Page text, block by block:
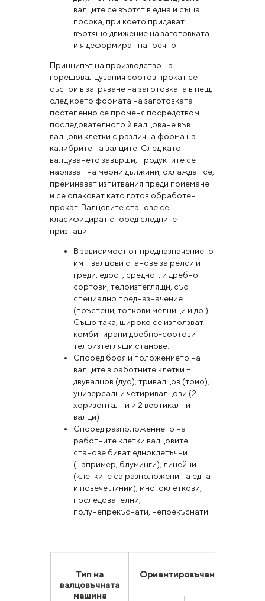
валците се въртят в една и съща
посока, при което придават
въртящо движение на заготовката
и я деформират напречно.
Принципът на производство на
горещовалцувания сортов прокат се
състои в загряване на заготовката в пещ,
след което формата на заготовката
постепенно се променя посредством
последователното ѝ валцоване във
валцови клетки с различна форма на
калибрите на валците. След като
валцуването завърши, продуктите се
нарязват на мерни дължини, охлаждат се,
преминават изпитвания преди приемане
и се опаковат като готов обработен
прокат. Валцовите станове се
класифицират според следните
признаци:
В зависимост от предназначението
им – валцови станове за релси и
греди, едро-, средно-, и дребно-
сортови, телоизтеглящи, със
специално предназначение
(пръстени, топкови мелници и др.).
Също така, широко се използват
комбинирани дребно-сортови
телоизтеглящи станове.
Според броя и положението на
валците в работните клетки –
двувалцов (дуо), тривалцов (трио),
универсални четиривалцови (2
хоризонтални и 2 вертикални
валци)
Според разположението на
работните клетки валцовите
станове биват едноклетъчни
(например, блуминги), линейни
(клетките са разположени на една
и повече линии), многоклеткови,
последователни,
полунепрекъснати, непрекъснати.
Тип на
валцовъчната
машина
Ориентировъчен